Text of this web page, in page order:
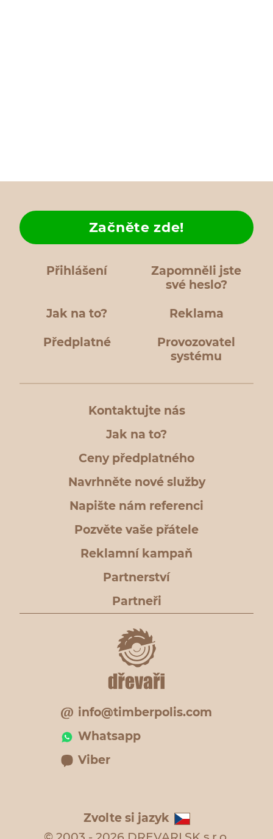
Přihlášení
Zapomněli jste
své heslo?
Jak na to?
Začněte zde!
Reklama
Předplatné
Provozovatel
systému
Kontaktujte nás
Jak na to?
Ceny předplatného
Navrhněte nové služby
Napište nám referenci
Pozvěte vaše přátele
Reklamní kampaň
Partnerství
Partneři
info@timberpolis.com
Whatsapp
Viber
Zvolte si jazyk